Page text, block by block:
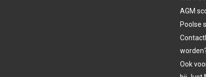
AGM
Poolse
Ook